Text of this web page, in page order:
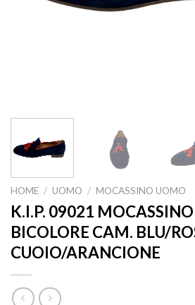
HOME / UOMO / MOCASSINO UOMO
K.I.P. 09021
BICOLORE CAM. BLU/
CUOIO/ARANCIONE